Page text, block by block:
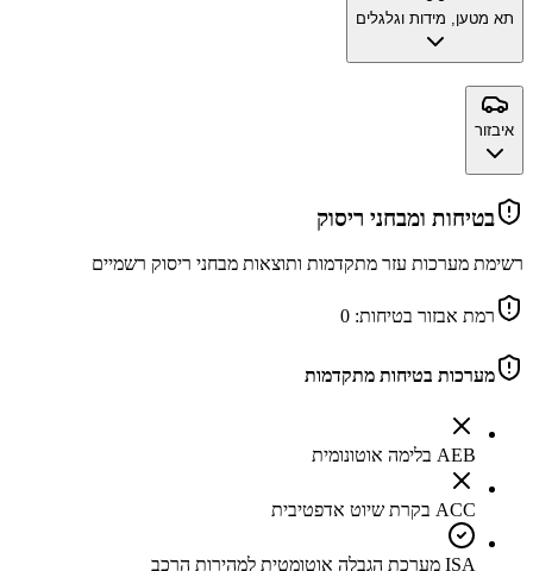
תא מטען, מידות וגלגלים
איבזור
בטיחות ומבחני ריסוק
רשימת מערכות עזר מתקדמות ותוצאות מבחני ריסוק רשמיים
רמת אבזור בטיחות: 0
מערכות בטיחות מתקדמות
AEB בלימה אוטונומית
ACC בקרת שיוט אדפטיבית
ISA מערכת הגבלה אוטומטית למהירות הרכב